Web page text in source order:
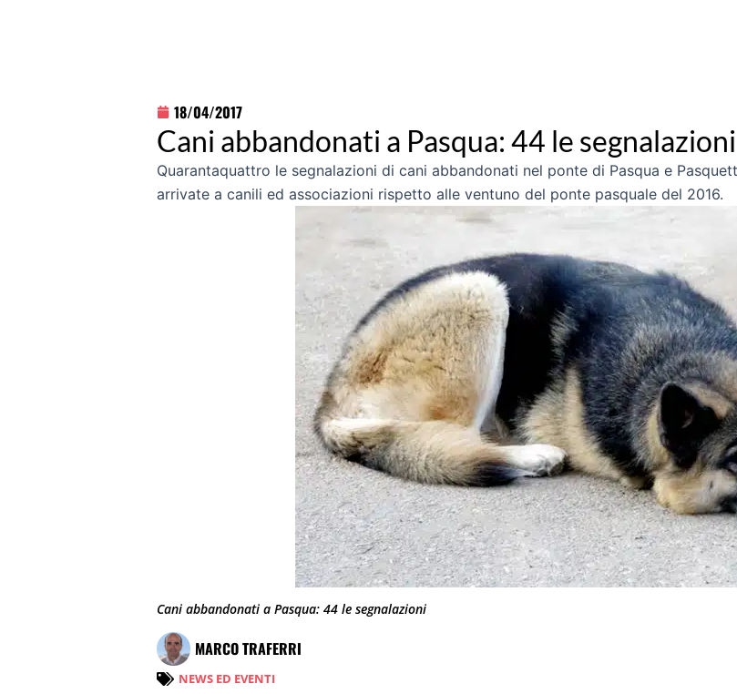
18/04/2017
Cani abbandonati a Pasqua: 44 le segnalazioni
Quarantaquattro le segnalazioni di cani abbandonati nel ponte di Pasqua e
arrivate a canili ed associazioni rispetto alle ventuno del ponte pasquale del 2016.
Cani abbandonati a Pasqua: 44 le segnalazioni
MARCO TRAFERRI
NEWS ED EVENTI